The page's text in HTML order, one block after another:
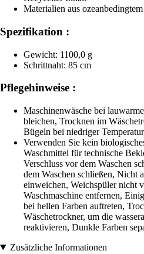
Materialien aus
Spezifikation :
Gewicht: 1100,0 g
Schrittnaht: 85 cm
Pflegehinweise :
Maschinenwäsche bei
bleichen, Trocknen im
Bügeln bei niedriger
Verwenden Sie kein
Waschmittel für technische
Verschluss vor dem Waschen
dem Waschen schließen, Nicht
einweichen, Weichspüler nicht
Waschmaschine entfernen,
bei hellen Farben auftreten,
Wäschetrockner, um die
reaktivieren, Dunkle Farben
Zusätzliche Informationen